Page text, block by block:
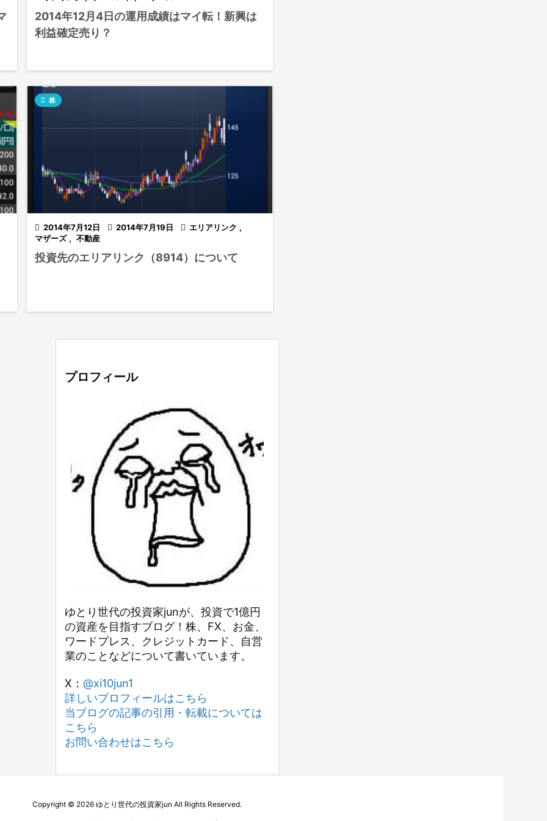
2014年12月4日の運用成績はマイ転！新興は
利益確定売り？
 2014年7月12日  2014年7月19日
 株
 エリアリンク ,
マザーズ , 不動産
投資先のエリアリンク（8914）について
プロフィール
ゆとり世代の投資家junが、投資で1億円
の資産を目指すブログ！株、FX、お金、
ワードプレス、クレジットカード、自営
業のことなどについて書いています。
X： @xi10jun1
詳しいプロフィールはこちら
当ブログの記事の引用・転載については
こちら
お問い合わせはこちら
Copyright © 2026 ゆとり世代の投資家jun All Rights Reserved.